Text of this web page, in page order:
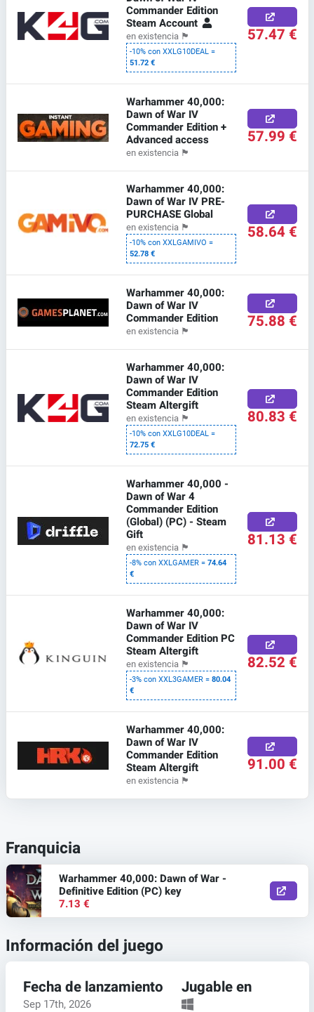
Commander Edition
Steam Account
en existencia 🏴
-10% con XXLG10DEAL =
51.72 €
57.47 €
Warhammer 40,000:
Dawn of War IV
Commander Edition +
Advanced access
en existencia 🏴
57.99 €
Warhammer 40,000:
Dawn of War IV PRE-
PURCHASE Global
en existencia 🏴
-10% con XXLGAMIVO =
52.78 €
58.64 €
Warhammer 40,000:
Dawn of War IV
Commander Edition
en existencia 🏴 75.88 €
Warhammer 40,000:
Dawn of War IV
Commander Edition
Steam Altergift
en existencia 🏴
-10% con XXLG10DEAL =
72.75 €
80.83 €
Warhammer 40,000 -
Dawn of War 4
Commander Edition
(Global) (PC) - Steam
Gift
en existencia 🏴
-8% con XXLGAMER =74.64
€
81.13 €
Warhammer 40,000:
Dawn of War IV
Commander Edition PC
Steam Altergift
en existencia 🏴
-3% con XXL3GAMER =80.04
€
82.52 €
Warhammer 40,000:
Dawn of War IV
Commander Edition
Steam Altergift
en existencia 🏴
91.00 €
Franquicia
Warhammer 40,000: Dawn of War -
Definitive Edition (PC) key
7.13 €
Información del juego
Fecha de lanzamiento
Sep 17th, 2026
Jugable en